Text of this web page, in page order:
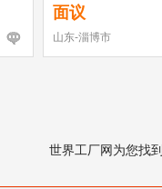
公司
面议
山东-淄博市
世界工厂网为您找到